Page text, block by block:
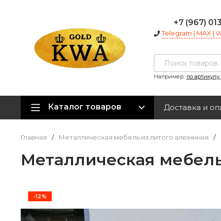
+7 (967)
Telegram | MAX |
Например: по
Каталог товаров Доставка и
Главная / Металлическая мебель из литого алюминия /
Металлическая
-12%